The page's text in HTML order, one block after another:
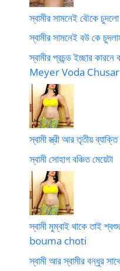
স্বামীর সামনেই বৌকে
স্বামীর সামনেই বউ কে
স্বামীর প্রচন্ড ইচ্ছার
Meyer Voda
স্বামী স্ত্রী আর তৃতীয়
স্বামী সোহাগ বঞ্চিত মেয়েটা
স্বামী মুম্বাই থাকে তাই
bouma choti
স্বামী আর স্বামীর বন্ধুর